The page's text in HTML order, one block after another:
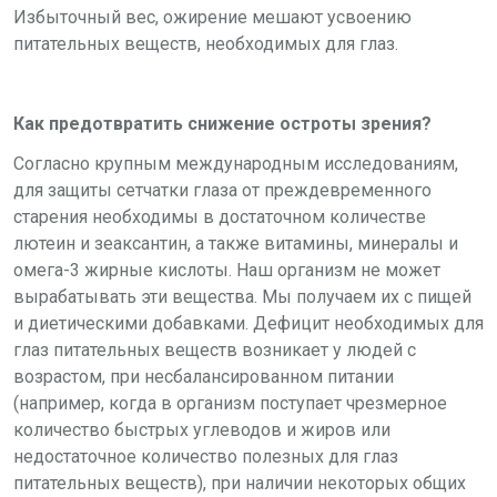
Избыточный вес, ожирение мешают усвоению
питательных веществ, необходимых для глаз.
Как предотвратить снижение остроты зрения?
Согласно крупным международным исследованиям,
для защиты сетчатки глаза от преждевременного
старения необходимы в достаточном количестве
лютеин и зеаксантин, а также витамины, минералы и
омега-3 жирные кислоты. Наш организм не может
вырабатывать эти вещества. Мы получаем их с пищей
и диетическими добавками. Дефицит необходимых для
глаз питательных веществ возникает у людей с
возрастом, при несбалансированном питании
(например, когда в организм поступает чрезмерное
количество быстрых углеводов и жиров или
недостаточное количество полезных для глаз
питательных веществ), при наличии некоторых общих